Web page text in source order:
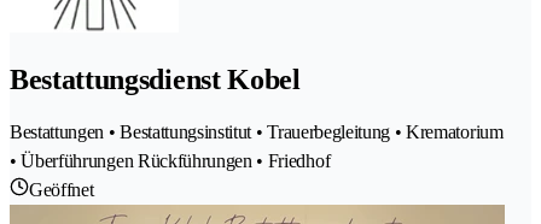
Bestattungsdienst Kobel
Bestattungen • Bestattungsinstitut • Trauerbegleitung • Krematorium
• Überführungen Rückführungen • Friedhof
Geöffnet